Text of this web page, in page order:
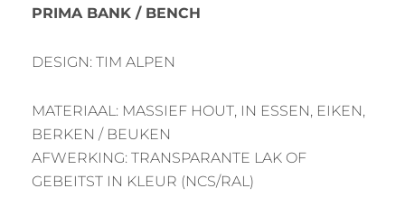
PRIMA BANK / BENCH
DESIGN: TIM ALPEN
MATERIAAL: MASSIEF HOUT, IN ESSEN, EIKEN,
BERKEN / BEUKEN
AFWERKING: TRANSPARANTE LAK OF
GEBEITST IN KLEUR (NCS/RAL)